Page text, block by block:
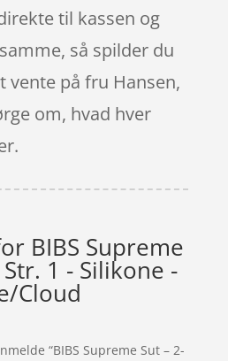
til kassen og
så spilder du
vente på fru Hansen,
om, hvad hver
BIBS Supreme
1 - Silikone -
Cloud
“BIBS Supreme Sut – 2-